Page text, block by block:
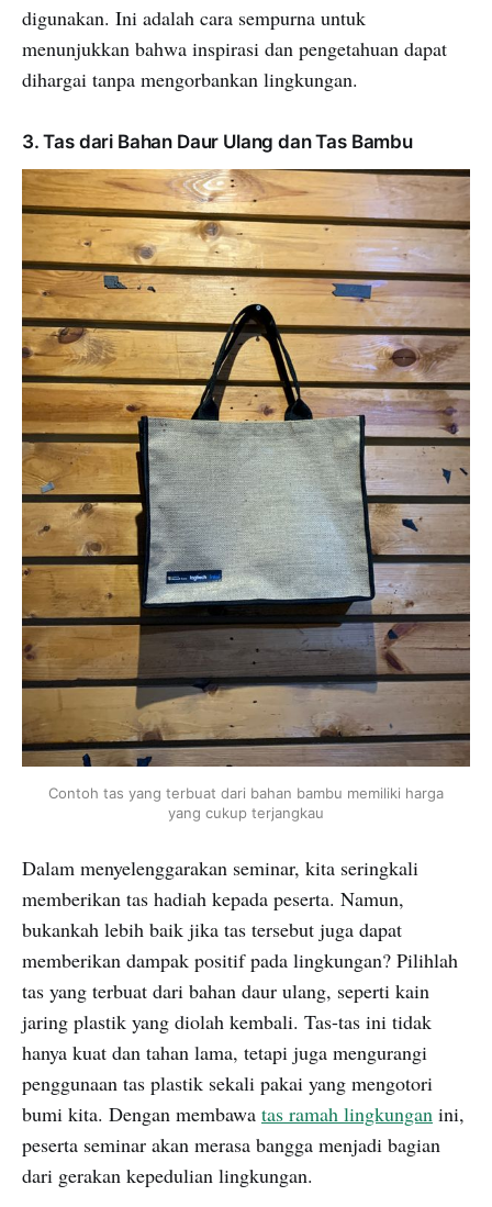
digunakan. Ini adalah cara sempurna untuk
menunjukkan bahwa inspirasi dan pengetahuan dapat
dihargai tanpa mengorbankan lingkungan.
3. Tas dari Bahan Daur Ulang dan Tas Bambu
Contoh tas yang terbuat dari bahan bambu memiliki harga
yang cukup terjangkau
Dalam menyelenggarakan seminar, kita seringkali
memberikan tas hadiah kepada peserta. Namun,
bukankah lebih baik jika tas tersebut juga dapat
memberikan dampak positif pada lingkungan? Pilihlah
tas yang terbuat dari bahan daur ulang, seperti kain
jaring plastik yang diolah kembali. Tas-tas ini tidak
hanya kuat dan tahan lama, tetapi juga mengurangi
penggunaan tas plastik sekali pakai yang mengotori
bumi kita. Dengan membawa tas ramah lingkungan ini,
peserta seminar akan merasa bangga menjadi bagian
dari gerakan kepedulian lingkungan.